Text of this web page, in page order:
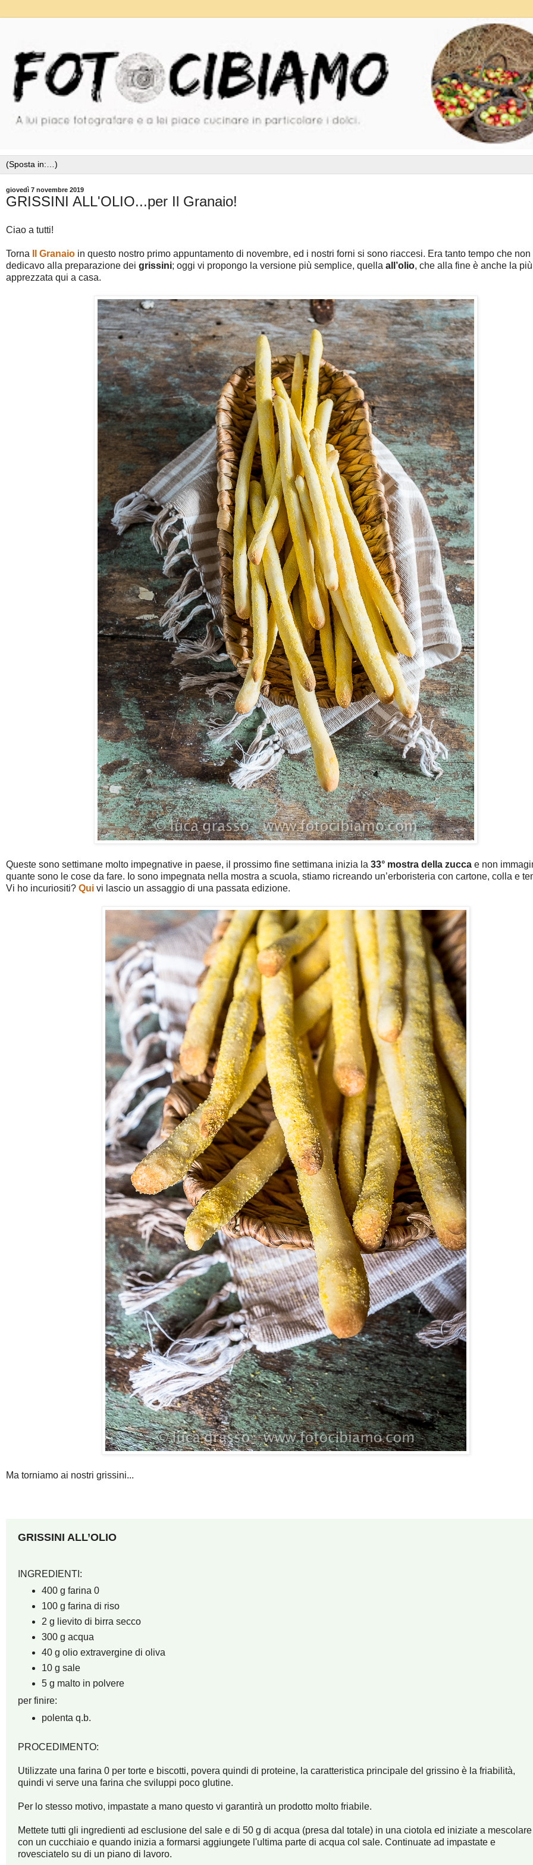
giovedì 7 novembre 2019
GRISSINI ALL'OLIO...per Il Granaio!
Ciao a tutti!
Torna Il Granaio in questo nostro primo appuntamento di novembre, ed i nostri forni si sono riaccesi. Era tanto tempo che non
dedicavo alla preparazione dei grissini; oggi vi propongo la versione più semplice, quella all’olio, che alla fine è anche la più
apprezzata qui a casa.
Queste sono settimane molto impegnative in paese, il prossimo fine settimana inizia la 33° mostra della zucca e non
quante sono le cose da fare. Io sono impegnata nella mostra a scuola, stiamo ricreando un’erboristeria con cartone, colla e
Vi ho incuriositi? Qui vi lascio un assaggio di una passata edizione.
Ma torniamo ai nostri grissini...
GRISSINI ALL’OLIO
INGREDIENTI:
400 g farina 0
100 g farina di riso
2 g lievito di birra secco
300 g acqua
40 g olio extravergine di oliva
10 g sale
5 g malto in polvere
per finire:
polenta q.b.
PROCEDIMENTO:
Utilizzate una farina 0 per torte e biscotti, povera quindi di proteine, la caratteristica principale del grissino è la friabilità,
quindi vi serve una farina che sviluppi poco glutine.
Per lo stesso motivo, impastate a mano questo vi garantirà un prodotto molto friabile.
Mettete tutti gli ingredienti ad esclusione del sale e di 50 g di acqua (presa dal totale) in una ciotola ed iniziate a mescolare
con un cucchiaio e quando inizia a formarsi aggiungete l'ultima parte di acqua col sale. Continuate ad impastate e
rovesciatelo su di un piano di lavoro.